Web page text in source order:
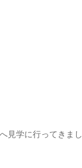
見学に行ってきまし